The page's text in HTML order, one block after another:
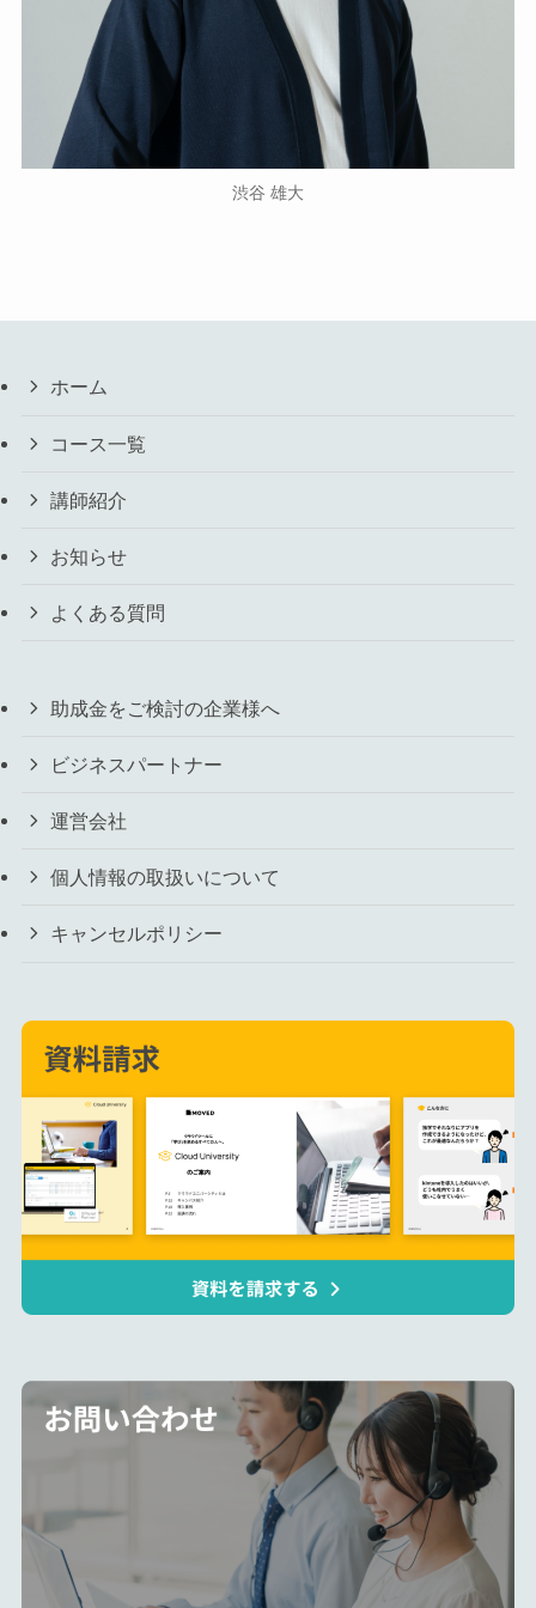
渋谷 雄大
ホーム
コース一覧
講師紹介
お知らせ
よくある質問
助成金をご検討の企業様へ
ビジネスパートナー
運営会社
個人情報の取扱いについて
キャンセルポリシー